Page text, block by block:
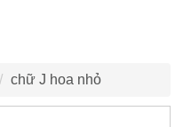
chữ J hoa nhỏ